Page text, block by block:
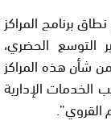
برنامج المراكز
التوسع الحضري،
شأن هذه المراكز
الخدمات الإدارية
القروي”.